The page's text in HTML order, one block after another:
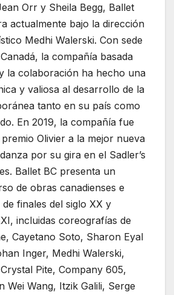
Orr y Sheila Begg, Ballet
actualmente bajo la dirección
Medhi Walerski. Con sede
la compañía basada
la colaboración ha hecho una
y valiosa al desarrollo de la
tanto en su país como
En 2019, la compañía fue
Olivier a la mejor nueva
por su gira en el Sadler’s
Ballet BC presenta un
de obras canadienses e
finales del siglo XX y
incluidas coreografías de
Cayetano Soto, Sharon Eyal
Inger, Medhi Walerski,
Pite, Company 605,
Wei Wang, Itzik Galili, Serge